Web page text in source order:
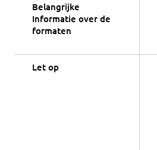
Belangrijke
Informatie over de
formaten
Let op